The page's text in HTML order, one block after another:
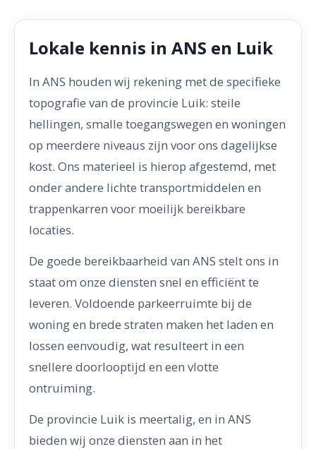
Lokale kennis in ANS en Luik
In ANS houden wij rekening met de specifieke
topografie van de provincie Luik: steile
hellingen, smalle toegangswegen en woningen
op meerdere niveaus zijn voor ons dagelijkse
kost. Ons materieel is hierop afgestemd, met
onder andere lichte transportmiddelen en
trappenkarren voor moeilijk bereikbare
locaties.
De goede bereikbaarheid van ANS stelt ons in
staat om onze diensten snel en efficiënt te
leveren. Voldoende parkeerruimte bij de
woning en brede straten maken het laden en
lossen eenvoudig, wat resulteert in een
snellere doorlooptijd en een vlotte
ontruiming.
De provincie Luik is meertalig, en in ANS
bieden wij onze diensten aan in het